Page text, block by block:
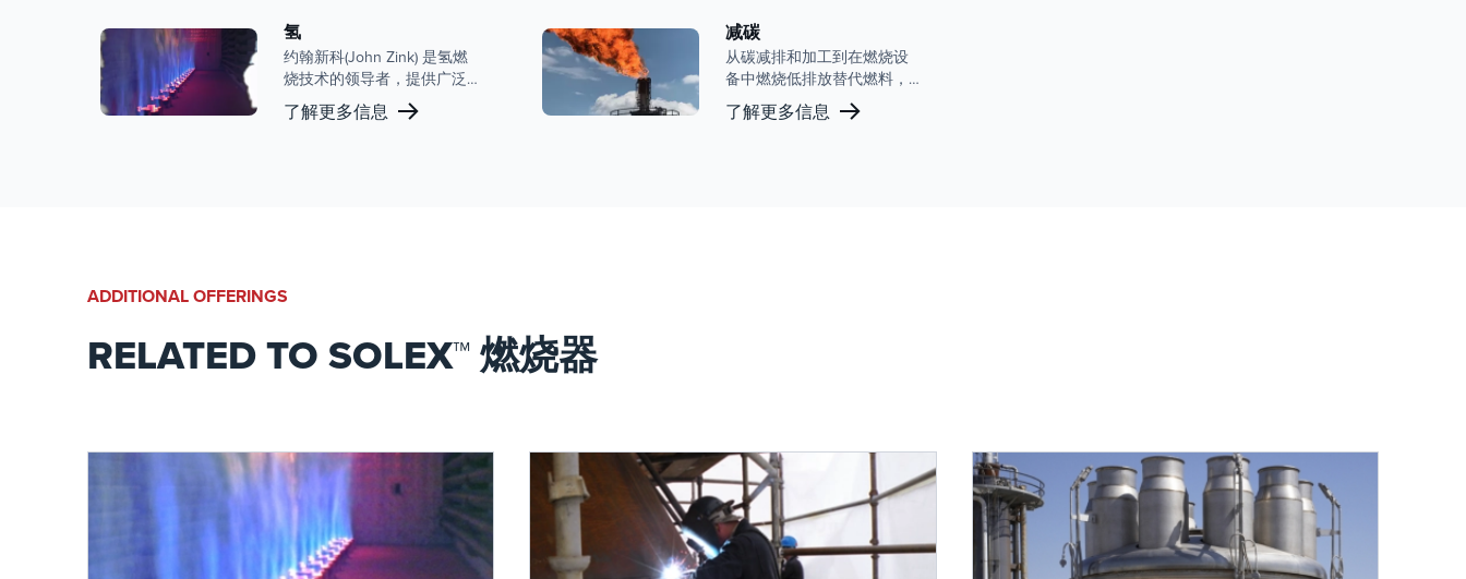
氢
约翰新科(John Zink) 是氢燃
烧技术的领导者，提供广泛
的产品组合，旨在满足当今
氢能市场的需求。我们先进
了解更多信息
减碳
从碳减排和加工到在燃烧设
备中燃烧低排放替代燃料，
约翰新科（John Zink） 拥有
优化设施性能的成熟能力。
了解更多信息
ADDITIONAL OFFERINGS
RELATED TO SOLEX™ 燃烧器